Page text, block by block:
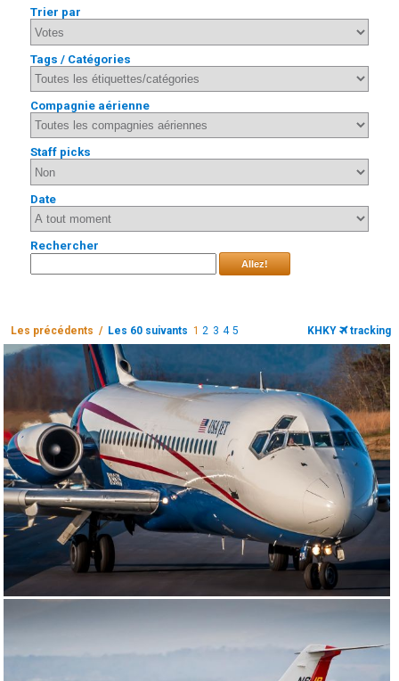
Trier par
Tags / Catégories
Compagnie aérienne
Staff picks
Date
Rechercher
Allez!
Les précédents / Les 60 suivants 1 2 3 4 5 KHKY tracking